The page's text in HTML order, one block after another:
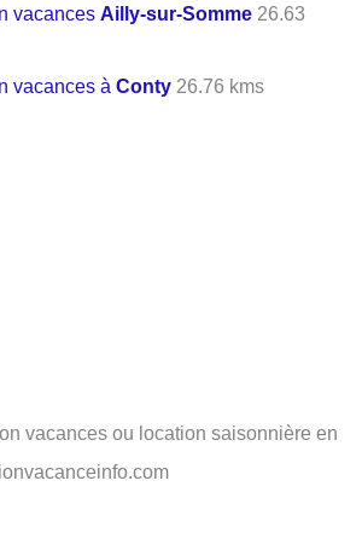
vacancesAilly-sur-Somme 26.63
vacances àConty 26.76 kms
vacances ou location saisonnière en